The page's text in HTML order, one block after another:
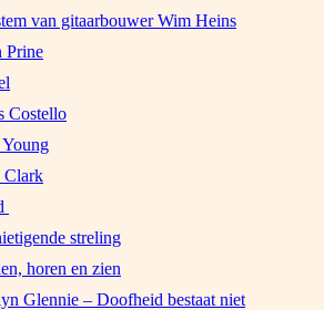
van gitaarbouwer Wim Heins
Prine
Costello
Clark
streling
horen en zien
Glennie – Doofheid bestaat niet